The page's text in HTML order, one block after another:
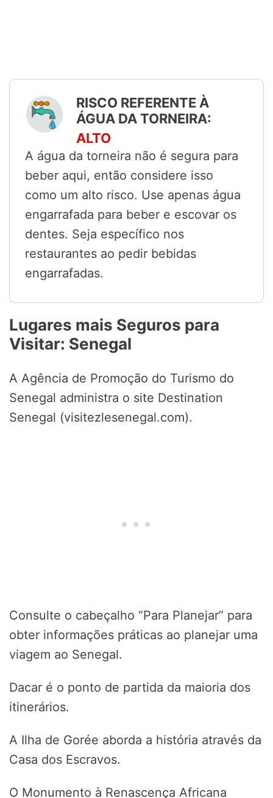
RISCO REFERENTE À
ÁGUA DA TORNEIRA:
ALTO
A água da torneira não é segura para
beber aqui, então considere isso
como um alto risco. Use apenas água
engarrafada para beber e escovar os
dentes. Seja específico nos
restaurantes ao pedir bebidas
engarrafadas.
Lugares mais Seguros para
Visitar: Senegal
A Agência de Promoção do Turismo do
Senegal administra o site Destination
Senegal (visitezlesenegal.com).
Consulte o cabeçalho “Para Planejar” para
obter informações práticas ao planejar uma
viagem ao Senegal.
Dacar é o ponto de partida da maioria dos
itinerários.
A Ilha de Gorée aborda a história através da
Casa dos Escravos.
O Monumento à Renascença Africana